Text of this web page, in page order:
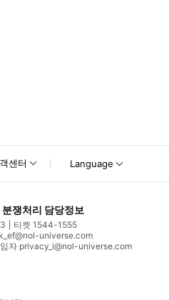
센터 Language
쟁처리 담당정보
티켓 1544-1555
universe.com
자 privacy_i@nol-universe.com